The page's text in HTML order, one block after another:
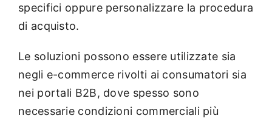
specifici oppure personalizzare la procedura
di acquisto.
Le soluzioni possono essere utilizzate sia
negli e-commerce rivolti ai consumatori sia
nei portali B2B, dove spesso sono
necessarie condizioni commerciali più